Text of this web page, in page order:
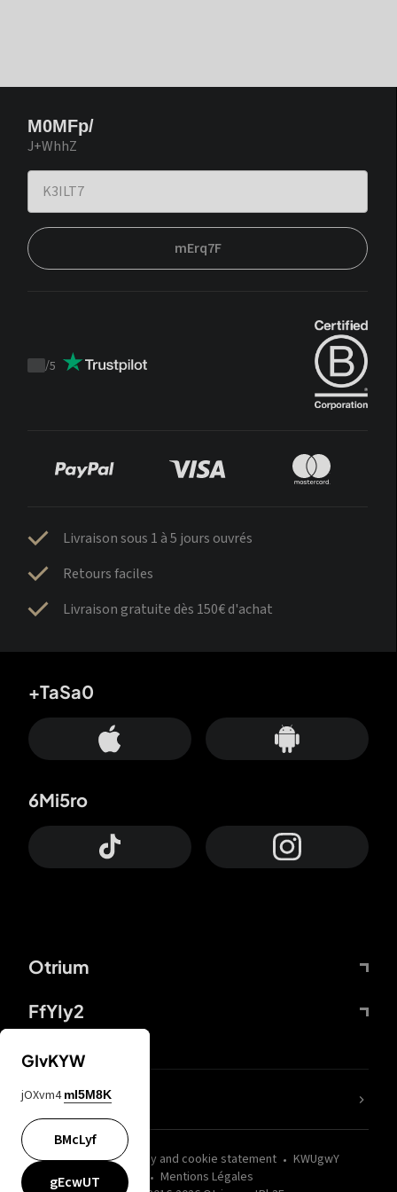
M0MFp/
J+WhhZ
mErq7F
Trustpilot
/5
Livraison sous 1 à 5 jours ouvrés
Retours faciles
Livraison gratuite dès 150€ d'achat
Otrium
FfYIy2
+TaSa0
6Mi5ro
wZQPfd Privacy and cookie statement
KWUgwY
Mentions Légales
nLC6tu
GIvKYW
jOXvm4 mI5M8K
BMcLyf
gEcwUT